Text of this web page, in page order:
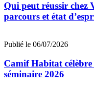
Qui peut réussir
parcours et état
Publié le 06/07/2026
Camif Habitat célèbre
séminaire 2026